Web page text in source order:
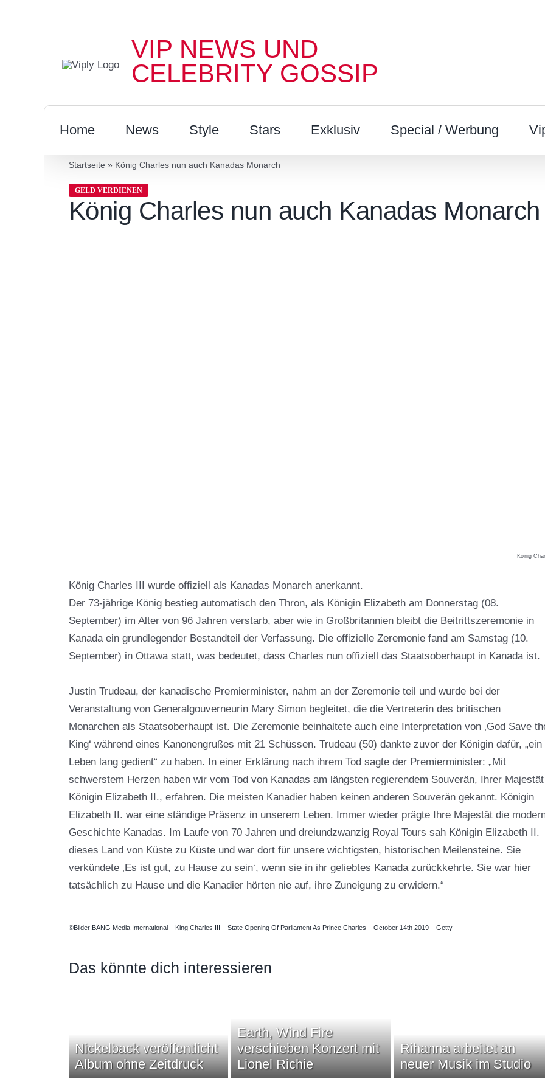
VIP NEWS UND
CELEBRITY GOSSIP
Home News Style Stars Exklusiv Special / Werbung
Startseite » König Charles nun auch Kanadas Monarch
GELD VERDIENEN
König Charles nun auch Kanadas Monarch
König
König Charles III wurde offiziell als Kanadas Monarch anerkannt.
Der 73-jährige König bestieg automatisch den Thron, als Königin Elizabeth am Donnerstag (08.
September) im Alter von 96 Jahren verstarb, aber wie in Großbritannien bleibt die Beitrittszeremonie in
Kanada ein grundlegender Bestandteil der Verfassung. Die offizielle Zeremonie fand am Samstag (10.
September) in Ottawa statt, was bedeutet, dass Charles nun offiziell das Staatsoberhaupt in Kanada ist.
Justin Trudeau, der kanadische Premierminister, nahm an der Zeremonie teil und wurde bei der
Veranstaltung von Generalgouverneurin Mary Simon begleitet, die die Vertreterin des britischen
Monarchen als Staatsoberhaupt ist. Die Zeremonie beinhaltete auch eine Interpretation von ‚God Save
King‘ während eines Kanonengrußes mit 21 Schüssen. Trudeau (50) dankte zuvor der Königin dafür, „ein
Leben lang gedient“ zu haben. In einer Erklärung nach ihrem Tod sagte der Premierminister: „Mit
schwerstem Herzen haben wir vom Tod von Kanadas am längsten regierendem Souverän, Ihrer Majestät
Königin Elizabeth II., erfahren. Die meisten Kanadier haben keinen anderen Souverän gekannt. Königin
Elizabeth II. war eine ständige Präsenz in unserem Leben. Immer wieder prägte Ihre Majestät die
Geschichte Kanadas. Im Laufe von 70 Jahren und dreiundzwanzig Royal Tours sah Königin Elizabeth II.
dieses Land von Küste zu Küste und war dort für unsere wichtigsten, historischen Meilensteine. Sie
verkündete ‚Es ist gut, zu Hause zu sein‘, wenn sie in ihr geliebtes Kanada zurückkehrte. Sie war hier
tatsächlich zu Hause und die Kanadier hörten nie auf, ihre Zuneigung zu erwidern.“
©Bilder:BANG Media International – King Charles III – State Opening Of Parliament As Prince Charles – October 14th 2019 – Getty
Das könnte dich interessieren
Nickelback veröffentlicht
Album ohne Zeitdruck
Earth, Wind Fire
verschieben Konzert mit
Lionel Richie
Rihanna arbeitet an
neuer Musik im Studio